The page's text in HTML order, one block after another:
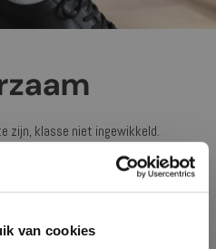
van cookies
zijn, klasse niet ingewikkeld.
voorbij te schieten aanwaar het
om draait: